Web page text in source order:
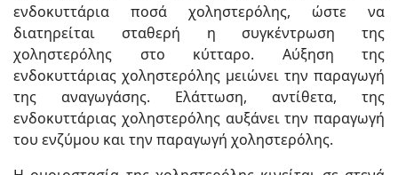
ενδοκυττάρια ποσά χοληστερόλης, ώστε να
διατηρείται σταθερή η συγκέντρωση της
χοληστερόλης στο κύτταρο. Αύξηση της
ενδοκυττάριας χοληστερόλης μειώνει την παραγωγή
της αναγωγάσης. Ελάττωση, αντίθετα, της
ενδοκυττάριας χοληστερόλης αυξάνει την παραγωγή
του ενζύμου και την παραγωγή χοληστερόλης.